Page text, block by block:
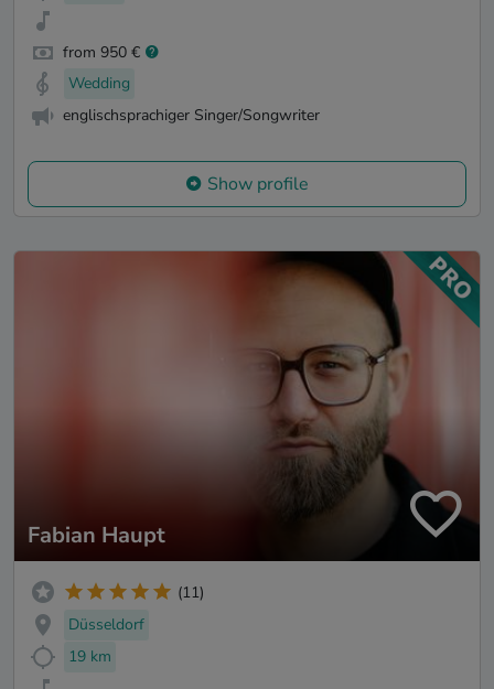
from 950 €
Wedding
englischsprachiger Singer/Songwriter
Show profile
Fabian Haupt
(11)
Düsseldorf
19 km